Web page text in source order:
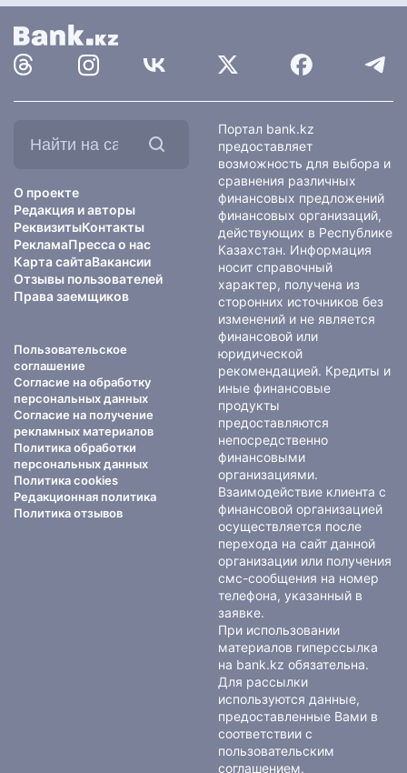
О проекте
Редакция и авторы
РеквизитыКонтакты
РекламаПресса о нас
Карта сайтаВакансии
Отзывы пользователей
Права заемщиков
Пользовательское
соглашение
Согласие на обработку
персональных данных
Согласие на получение
рекламных материалов
Политика обработки
персональных данных
Политика cookies
Редакционная политика
Политика отзывов
Портал bank.kz
предоставляет
возможность для выбора и
сравнения различных
финансовых предложений
финансовых организаций,
действующих в Республике
Казахстан. Информация
носит справочный
характер, получена из
сторонних источников без
изменений и не является
финансовой или
юридической
рекомендацией. Кредиты и
иные финансовые
продукты
предоставляются
непосредственно
финансовыми
организациями.
Взаимодействие клиента с
финансовой организацией
осуществляется после
перехода на сайт данной
организации или получения
смс-сообщения на номер
телефона, указанный в
заявке.
При использовании
материалов гиперссылка
на bank.kz обязательна.
Для рассылки
используются данные,
предоставленные Вами в
соответствии с
пользовательским
соглашением.